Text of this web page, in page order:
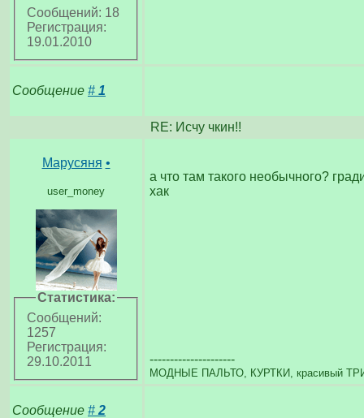
Сообщений: 18
Регистрация:
19.01.2010
Сообщение # 1
RE: Исчу чкин!!
Марусяня •
user_money
Статистика:
Сообщений:
1257
Регистрация:
29.10.2011
а что там такого необычного?
хак
---------------------
МОДНЫЕ ПАЛЬТО, КУРТКИ, красивый
Сообщение # 2